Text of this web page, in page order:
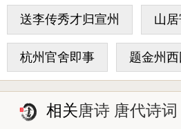
送李传秀才归宣州 山
杭州官舍即事 题金州
相关唐诗 唐代诗词